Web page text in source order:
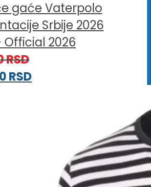
Official 2026
RSD
RSD